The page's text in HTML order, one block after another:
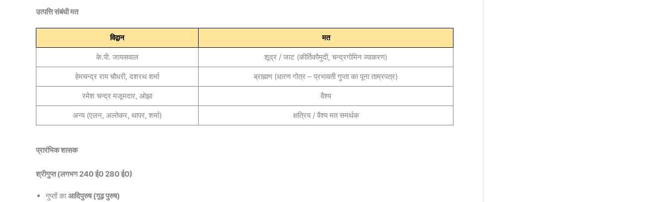
उत्पत्ति संबंधी मत
विद्वान मत
के.पी. जायसवाल शूद्र / जाट (कीर्तिकौमुदी, चन्द्रगोमिन व्याकरण)
हेमचन्द्र राय चौधरी, दशरथ शर्मा ब्राह्मण (धारण गोत्र – प्रभावती गुप्ता का पूना ताम्रपत्र)
रमेश चन्द्र मजूमदार, ओझा वैश्य
अन्य (एलन, अल्तेकर, थापर, शर्मा) क्षत्रिय / वैश्य मत समर्थक
प्रारंभिक शासक
श्रीगुप्त (लगभग 240 ई0 280 ई0)
गुप्तों काआदिपुरुष (गूढ़ पुरुष)